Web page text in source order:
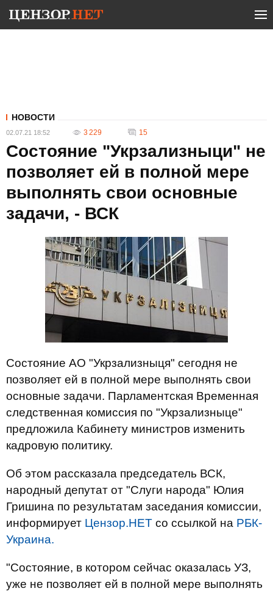
НОВОСТИ
02.07.21 18:52 3 229 15
Состояние "Укрзализныци" не
позволяет ей в полной мере
выполнять свои основные
задачи, - ВСК
Состояние АО "Укрзализныця" сегодня не
позволяет ей в полной мере выполнять свои
основные задачи. Парламентская Временная
следственная комиссия по "Укрзализныце"
предложила Кабинету министров изменить
кадровую политику.
Об этом рассказала председатель ВСК,
народный депутат от "Слуги народа" Юлия
Гришина по результатам заседания комиссии,
информирует Цензор.НЕТ со ссылкой на РБК-
Украина.
"Состояние, в котором сейчас оказалась УЗ,
уже не позволяет ей в полной мере выполнять